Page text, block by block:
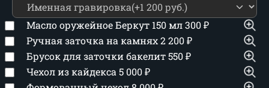
Масло оружейное Беркут 150 мл300₽
Ручная заточка на камнях2 200₽
Брусок для заточки бакелит550₽
Чехол из кайдекса 5 000₽